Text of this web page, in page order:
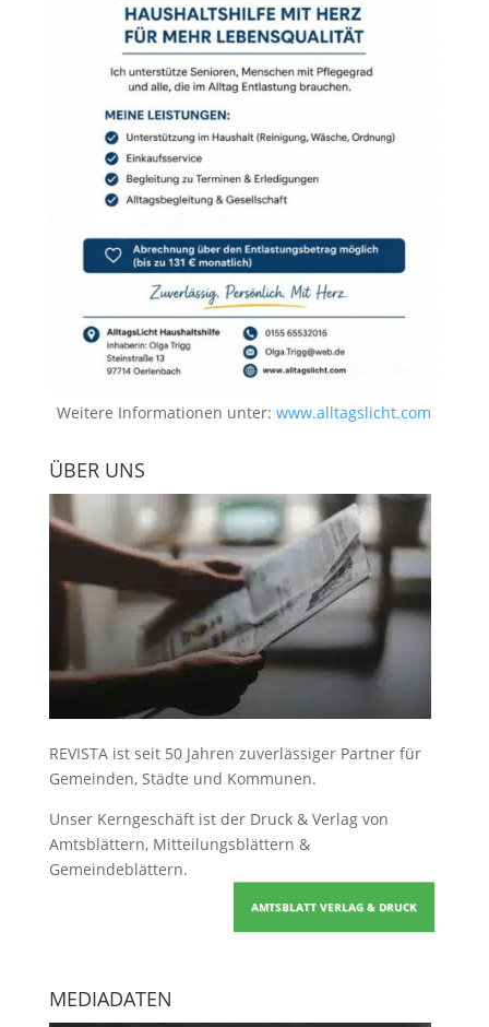
Weitere Informationen unter:www.alltagslicht.com
ÜBER UNS
REVISTA ist seit 50 Jahren zuverlässiger Partner für
Gemeinden, Städte und Kommunen.
Unser Kerngeschäft ist der Druck & Verlag von
Amtsblättern, Mitteilungsblättern &
Gemeindeblättern.
AMTSBLATT VERLAG & DRUCK
MEDIADATEN